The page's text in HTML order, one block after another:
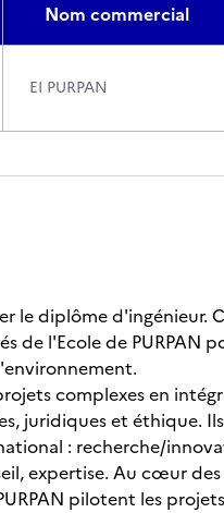
Nom commercial
EI PURPAN
le diplôme d'ingénieur.
de l'Ecole de PURPAN
complexes en
juridiques et éthique.
: recherche/
expertise. Au cœur
pilotent les